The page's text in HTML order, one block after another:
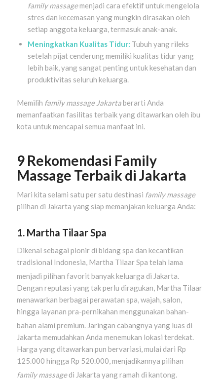
family massagemenjadi cara efektif untuk mengelola
stres dan kecemasan yang mungkin dirasakan oleh
setiap anggota keluarga, termasuk anak-anak.
Meningkatkan Kualitas Tidur: Tubuh yang rileks
setelah pijat cenderung memiliki kualitas tidur yang
lebih baik, yang sangat penting untuk kesehatan dan
produktivitas seluruh keluarga.
Memilih family massage Jakartaberarti Anda
memanfaatkan fasilitas terbaik yang ditawarkan oleh ibu
kota untuk mencapai semua manfaat ini.
9 Rekomendasi Family
Massage Terbaik di Jakarta
Mari kita selami satu per satu destinasi family massage
pilihan di Jakarta yang siap memanjakan keluarga Anda:
1. Martha Tilaar Spa
Dikenal sebagai pionir di bidang spa dan kecantikan
tradisional Indonesia, Martha Tilaar Spa telah lama
menjadi pilihan favorit banyak keluarga di Jakarta.
Dengan reputasi yang tak perlu diragukan, Martha Tilaar
menawarkan berbagai perawatan spa, wajah, salon,
hingga layanan pra-pernikahan menggunakan bahan-
bahan alami premium. Jaringan cabangnya yang luas di
Jakarta memudahkan Anda menemukan lokasi terdekat.
Harga yang ditawarkan pun bervariasi, mulai dari Rp
125.000 hingga Rp 520.000, menjadikannya pilihan
family massagedi Jakarta yang ramah di kantong.